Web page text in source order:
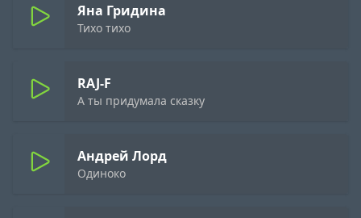
Яна Гридина
Тихо тихо
RAJ-F
А ты придумала сказку
Андрей Лорд
Одиноко